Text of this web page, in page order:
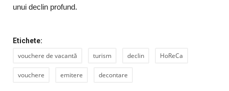
unui declin profund.
Etichete:
vouchere de vacantă turism declin HoReCa
vouchere emitere decontare